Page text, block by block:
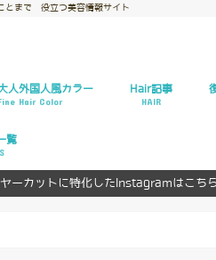
とまで 役立つ美容情報サイト
人外国人風カラー
Hair Color
Hair記事
HAIR
覧
ーカットに特化したInstagramはこちら